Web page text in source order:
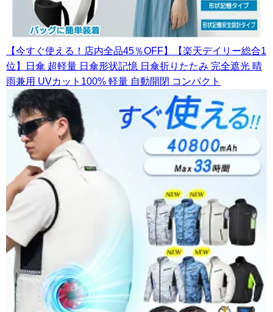
【今すぐ使える！店内全品45％OFF】【楽天デイリー総合1
位】日傘 超軽量 日傘形状記憶 日傘折りたたみ 完全遮光 晴
雨兼用 UVカット100% 軽量 自動開閉 コンパクト